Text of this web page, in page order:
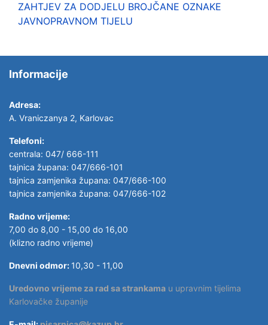
ZAHTJEV ZA DODJELU BROJČANE OZNAKE
JAVNOPRAVNOM TIJELU
Informacije
Adresa:
A. Vraniczanya 2, Karlovac
Telefoni:
centrala: 047/ 666-111
tajnica župana: 047/666-101
tajnica zamjenika župana: 047/666-100
tajnica zamjenika župana: 047/666-102
Radno vrijeme:
7,00 do 8,00 - 15,00 do 16,00
(klizno radno vrijeme)
Dnevni odmor: 10,30 - 11,00
Uredovno vrijeme za rad sa strankama u upravnim tijelima
Karlovačke županije